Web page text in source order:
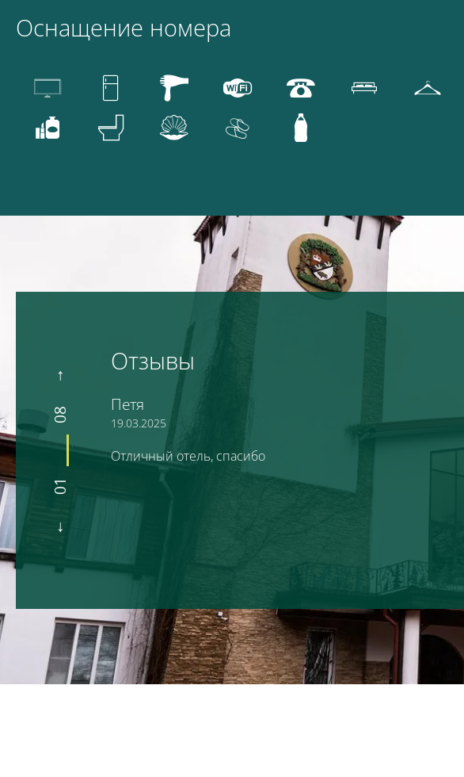
Оснащение номера
Отзывы
Петя
19.03.2025
Отличный отель, спасибо
01
08